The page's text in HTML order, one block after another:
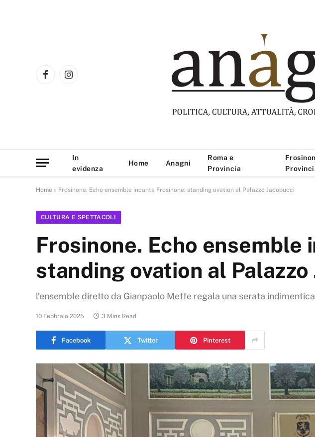
FacebookInstagram
In
evidenza
Home Anagni
Roma e
Provincia
Home » Frosinone. Echo ensemble incanta Frosinone: standing ovation al Palazzo Jacobucci
CULTURA E SPETTACOLI
Frosinone. Echo ensemble
standing ovation al Palazzo
l’ensemble diretto da Gianpaolo Meffe regala una serata
10 Febbraio 2025 3 Mins Read
Facebook Twitter Pinterest